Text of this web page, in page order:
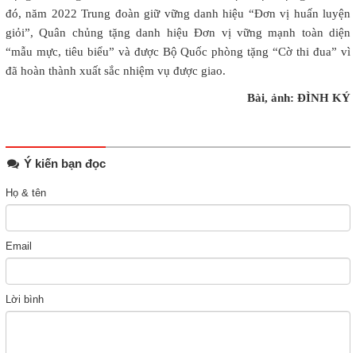
đó, năm 2022 Trung đoàn giữ vững danh hiệu “Đơn vị huấn luyện
giỏi”, Quân chủng tặng danh hiệu Đơn vị vững mạnh toàn diện
“mẫu mực, tiêu biểu” và được Bộ Quốc phòng tặng “Cờ thi đua” vì
đã hoàn thành xuất sắc nhiệm vụ được giao.
Bài, ảnh: ĐÌNH KÝ
Ý kiến bạn đọc
Họ & tên
Email
Lời bình